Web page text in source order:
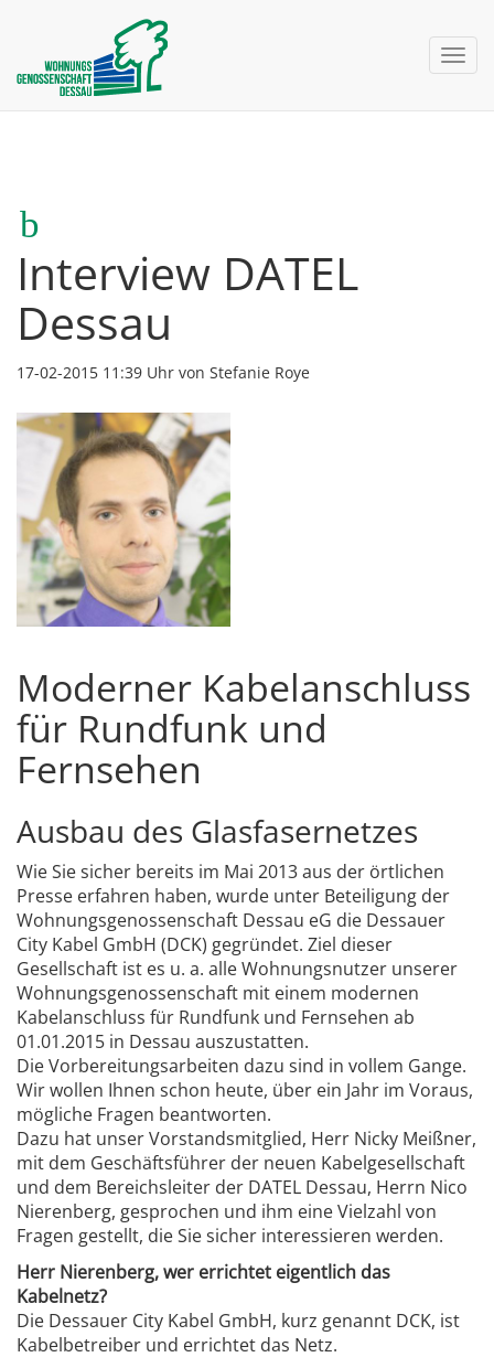
nav
Interview DATEL
Dessau
17-02-2015 11:39 Uhr von Stefanie Roye
Moderner Kabelanschluss
für Rundfunk und
Fernsehen
Ausbau des Glasfasernetzes
Wie Sie sicher bereits im Mai 2013 aus der örtlichen
Presse erfahren haben, wurde unter Beteiligung der
Wohnungsgenossenschaft Dessau eG die Dessauer
City Kabel GmbH (DCK) gegründet. Ziel dieser
Gesellschaft ist es u. a. alle Wohnungsnutzer unserer
Wohnungsgenossenschaft mit einem modernen
Kabelanschluss für Rundfunk und Fernsehen ab
01.01.2015 in Dessau auszustatten.
Die Vorbereitungsarbeiten dazu sind in vollem Gange.
Wir wollen Ihnen schon heute, über ein Jahr im Voraus,
mögliche Fragen beantworten.
Dazu hat unser Vorstandsmitglied, Herr Nicky Meißner,
mit dem Geschäftsführer der neuen Kabelgesellschaft
und dem Bereichsleiter der DATEL Dessau, Herrn Nico
Nierenberg, gesprochen und ihm eine Vielzahl von
Fragen gestellt, die Sie sicher interessieren werden.
Herr Nierenberg, wer errichtet eigentlich das
Kabelnetz?
Die Dessauer City Kabel GmbH, kurz genannt DCK, ist
Kabelbetreiber und errichtet das Netz.